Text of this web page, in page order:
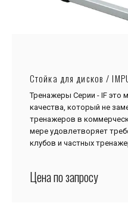
Стойка для дисков /
Тренажеры Серии - IF это
качества, который не
тренажеров в
мере удовлетворяет
клубов и частных
Цена по запросу